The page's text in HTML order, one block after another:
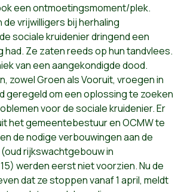
een ontmoetingsmoment/plek.
vrijwilligers bij herhaling
sociale kruidenier dringend een
had. Ze zaten reeds op hun tandvlees.
van een aangekondigde dood.
zowel Groen als Vooruit, vroegen in
geregeld om een oplossing te zoeken
voor de sociale kruidenier. Er
het gemeentebestuur en OCMW te
de nodige verbouwingen aan de
rijkswachtgebouw in
werden eerst niet voorzien. Nu de
dat ze stoppen vanaf 1 april, meldt